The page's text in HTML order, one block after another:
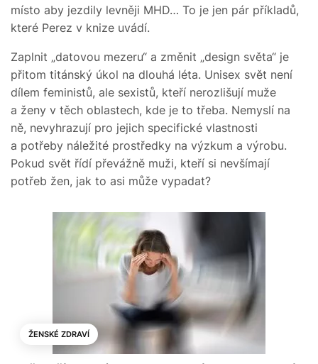
místo aby jezdily levněji MHD… To je jen pár příkladů,
které Perez v knize uvádí.
Zaplnit „datovou mezeru“ a změnit „design světa“ je
přitom titánský úkol na dlouhá léta. Unisex svět není
dílem feministů, ale sexistů, kteří nerozlišují muže
a ženy v těch oblastech, kde je to třeba. Nemyslí na
ně, nevyhrazují pro jejich specifické vlastnosti
a potřeby náležité prostředky na výzkum a výrobu.
Pokud svět řídí převážně muži, kteří si nevšímají
potřeb žen, jak to asi může vypadat?
ŽENSKÉ ZDRAVÍ